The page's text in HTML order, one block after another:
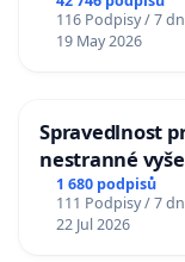
116 Podpisy / 7
19 May 2026
Spravedlnost
nestranné
1 680 podpisů
111 Podpisy / 7
22 Jul 2026